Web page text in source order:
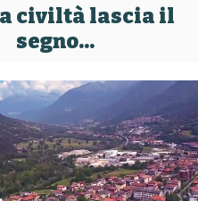
civiltà lascia il
segno...